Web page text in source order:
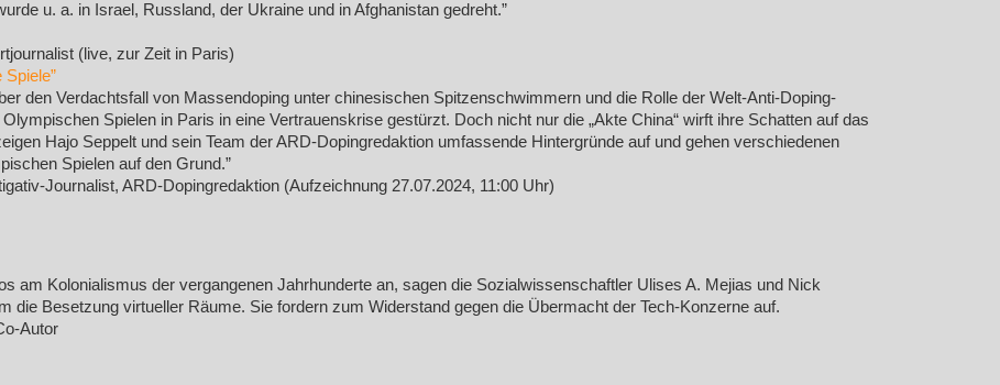
u. a. in Israel, Russland, der Ukraine und in Afghanistan gedreht.”
(live, zur Zeit in Paris)
den Verdachtsfall von Massendoping unter chinesischen Spitzenschwimmern und die Rolle der Welt-Anti-Doping-
Spielen in Paris in eine Vertrauenskrise gestürzt. Doch nicht nur die „Akte China“ wirft ihre Schatten auf das
Hajo Seppelt und sein Team der ARD-Dopingredaktion umfassende Hintergründe auf und gehen verschiedenen
Spielen auf den Grund.”
Journalist, ARD-Dopingredaktion (Aufzeichnung 27.07.2024, 11:00 Uhr)
am Kolonialismus der vergangenen Jahrhunderte an, sagen die Sozialwissenschaftler Ulises A. Mejias und Nick
die Besetzung virtueller Räume. Sie fordern zum Widerstand gegen die Übermacht der Tech-Konzerne auf.
Autor